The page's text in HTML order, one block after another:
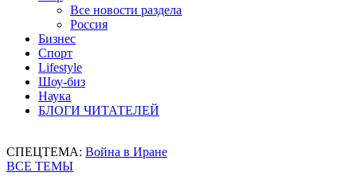
Все новости раздела
Россия
Бизнес
Спорт
Lifestyle
Шоу-биз
Наука
БЛОГИ ЧИТАТЕЛЕЙ
СПЕЦТЕМА: Война в Иране
ВСЕ ТЕМЫ